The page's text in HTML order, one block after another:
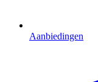
Aanbiedingen